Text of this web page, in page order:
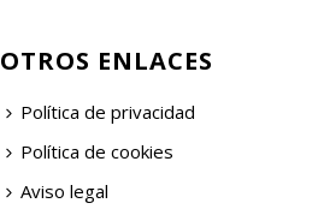
OTROS ENLACES
Política de privacidad
Política de cookies
Aviso legal